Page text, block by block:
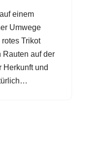
einem
Umwege
Trikot
auf der
Herkunft und